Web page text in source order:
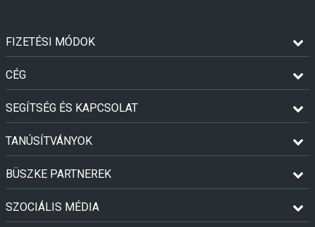
FIZETÉSI MÓDOK
CÉG
SEGÍTSÉG ÉS KAPCSOLAT
TANÚSÍTVÁNYOK
BÜSZKE PARTNEREK
SZOCIÁLIS MÉDIA